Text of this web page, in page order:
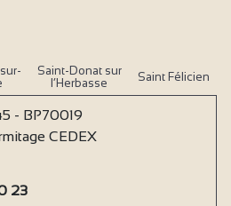
Saint-Donat sur
l’Herbasse
Saint Félicien
- BP70019
CEDEX
23